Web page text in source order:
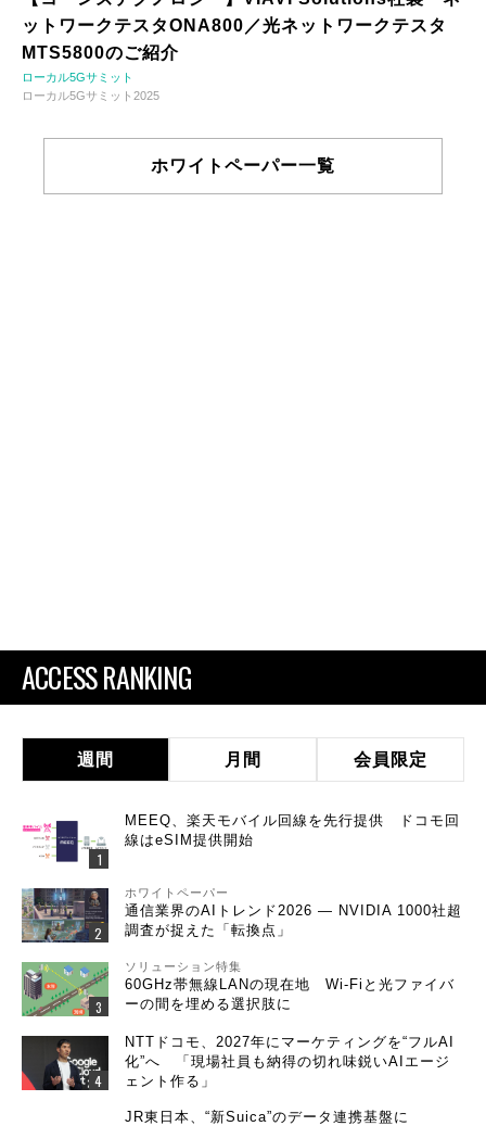
ットワークテスタONA800／光ネットワークテスタ
MTS5800のご紹介
ローカル5Gサミット
ローカル5Gサミット2025
ホワイトペーパー一覧
ACCESS RANKING
週間 月間 会員限定
MEEQ、楽天モバイル回線を先行提供 ドコモ回
線はeSIM提供開始
ホワイトペーパー
通信業界のAIトレンド2026 ― NVIDIA 1000社超
調査が捉えた「転換点」
ソリューション特集
60GHz帯無線LANの現在地 Wi-Fiと光ファイバ
ーの間を埋める選択肢に
NTTドコモ、2027年にマーケティングを“フルAI
化”へ 「現場社員も納得の切れ味鋭いAIエージ
ェント作る」
JR東日本、“新Suica”のデータ連携基盤に